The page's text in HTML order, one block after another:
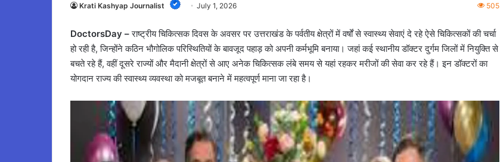
Krati Kashyap Journalist July 1, 2026 505
DoctorsDay –राष्ट्रीय चिकित्सक दिवस के अवसर पर उत्तराखंड के पर्वतीय क्षेत्रों में वर्षों से स्वास्थ्य सेवाएं दे रहे ऐसे चिकित्सकों की चर्चा
हो रही है, जिन्होंने कठिन भौगोलिक परिस्थितियों के बावजूद पहाड़ को अपनी कर्मभूमि बनाया। जहां कई स्थानीय डॉक्टर दुर्गम जिलों में नियुक्ति से
बचते रहे हैं, वहीं दूसरे राज्यों और मैदानी क्षेत्रों से आए अनेक चिकित्सक लंबे समय से यहां रहकर मरीजों की सेवा कर रहे हैं। इन डॉक्टरों का
योगदान राज्य की स्वास्थ्य व्यवस्था को मजबूत बनाने में महत्वपूर्ण माना जा रहा है।